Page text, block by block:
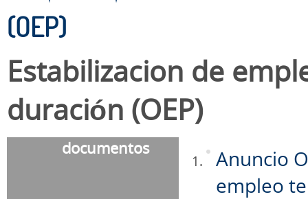
(OEP)
Estabilizacion de
duración (OEP)
documentos
Anuncio
empleo